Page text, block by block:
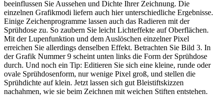
beeinflussen Sie Aussehen und Dichte Ihrer Zeichnung. Die
einzelnen Grafikmodi liefern auch hier unterschiedliche Ergebnisse.
Einige Zeichenprogramme lassen auch das Radieren mit der
Sprühdose zu. So zaubern Sie leicht Lichteffekte auf Oberflächen.
Mit der Lupenfunktion und dem Auslöschen einzelner Pixel
erreichen Sie allerdings denselben Effekt. Betrachten Sie Bild 3. In
der Grafik Nummer 9 scheint unten links die Form der Sprühdose
durch. Und noch ein Tip: Editieren Sie sich eine kleine, runde oder
ovale Sprühdosenform, nur wenige Pixel groß, und stellen die
Sprühdichte auf klein. Jetzt lassen sich gut Bleistiftskizzen
nachahmen, wie sie beim Zeichnen mit weichen Stiften entstehen.